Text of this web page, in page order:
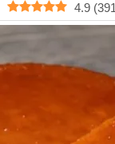
4.9 (391